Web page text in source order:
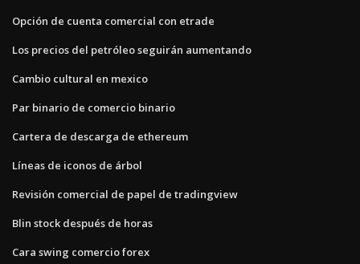
Opción de cuenta comercial con etrade
Los precios del petróleo seguirán aumentando
Cambio cultural en mexico
Par binario de comercio binario
Cartera de descarga de ethereum
Líneas de iconos de árbol
Revisión comercial de papel de tradingview
Blin stock después de horas
Cara swing comercio forex